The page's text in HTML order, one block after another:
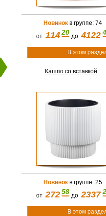
Новинок в группе: 74
от 114 20до4122
В этом
Кашпо со вставкой
Новинок в группе: 25
от 272 58до2337
В этом